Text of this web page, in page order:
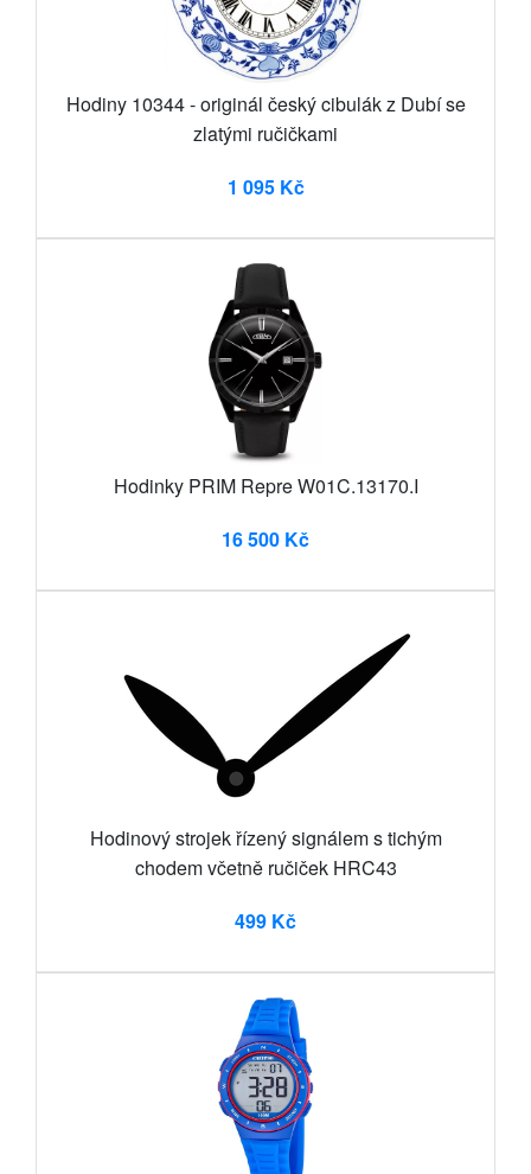
Hodiny 10344 - originál český cibulák z Dubí se
zlatými ručičkami
1 095 Kč
Hodinky PRIM Repre W01C.13170.I
16 500 Kč
Hodinový strojek řízený signálem s tichým
chodem včetně ručiček HRC43
499 Kč